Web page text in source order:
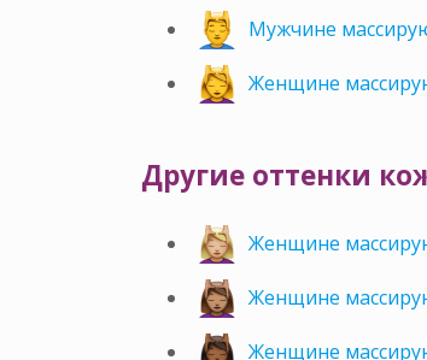
Мужчине
Женщине
Другие оттенки
Женщине
Женщине
Женщине